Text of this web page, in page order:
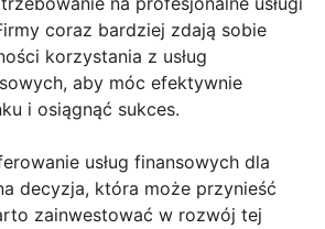
coraz bardziej zdają sobie
korzystania z usług
aby móc efektywnie
i osiągnąć sukces.
usług finansowych dla
decyzja, która może przynieść
zainwestować w rozwój tej